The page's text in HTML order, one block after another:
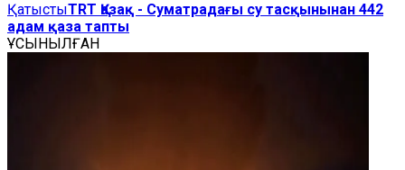
ҚатыстыTRT Қазақ - Суматрадағы су тасқынынан 442
адам қаза тапты
ҰСЫНЫЛҒАН